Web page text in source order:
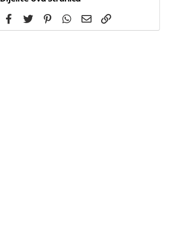
Facebook
Twitter PinterestWhatsApp
Email